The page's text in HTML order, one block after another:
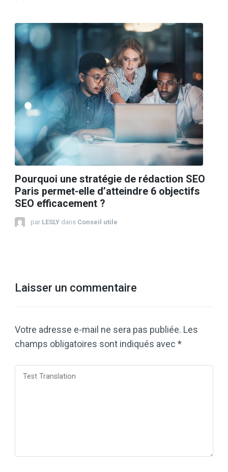
Pourquoi une stratégie de rédaction SEO
Paris permet-elle d’atteindre 6 objectifs
SEO efficacement ?
par LESLY dans Conseil utile
Laisser un commentaire
Votre adresse e-mail ne sera pas publiée. Les
champs obligatoires sont indiqués avec *